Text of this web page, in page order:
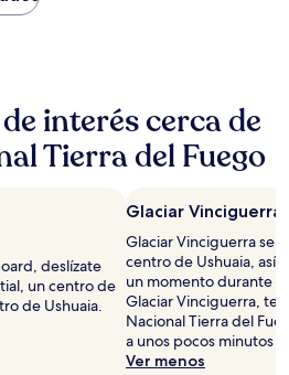
interés cerca de
Tierra del Fuego
deslízate
un centro de
de Ushuaia.
Glaciar Vinciguerra
Glaciar Vinciguerra se
centro de Ushuaia, así
un momento durante
Glaciar Vinciguerra, te
Nacional Tierra del
a unos pocos minutos
Ver menos